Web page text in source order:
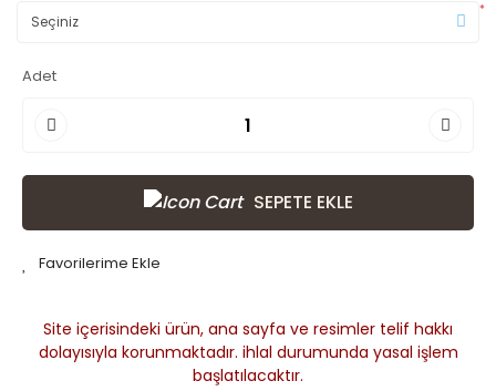
*
Adet
SEPETE EKLE
Site içerisindeki ürün, ana sayfa ve resimler telif hakkı
dolayısıyla korunmaktadır. ihlal durumunda yasal işlem
başlatılacaktır.